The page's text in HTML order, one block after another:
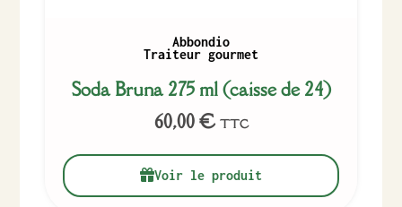
Abbondio
Traiteur gourmet
Soda Bruna 275 ml (caisse de 24)
60,00€ TTC
Voir le produit